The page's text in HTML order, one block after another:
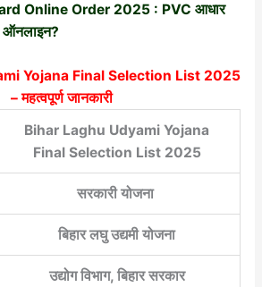
Online Order 2025 : PVC आधार
ऑनलाइन?
Yojana Final Selection List 2025
– महत्वपूर्ण जानकारी
Bihar Laghu Udyami Yojana
Final Selection List 2025
सरकारी योजना
बिहार लघु उद्यमी योजना
उद्योग विभाग, बिहार सरकार